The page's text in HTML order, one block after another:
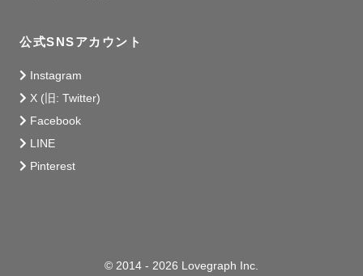
公式SNSアカウント
Instagram
X (旧: Twitter)
Facebook
LINE
Pinterest
© 2014 - 2026 Lovegraph Inc.